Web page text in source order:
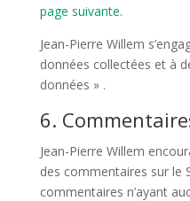
page suivante.
Jean-Pierre Willem
données collectées et à
données » .
6.
Jean-Pierre Willem
des commentaires sur le
commentaires n’ayant